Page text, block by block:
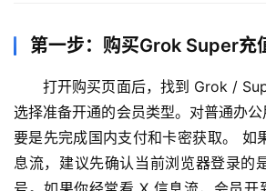
第一步：购买Grok Super充
打开购买页面后，找到 Grok /
选择准备开通的会员类型。对普通办
要是先完成国内支付和卡密获取。 如
息流，建议先确认当前浏览器登录的